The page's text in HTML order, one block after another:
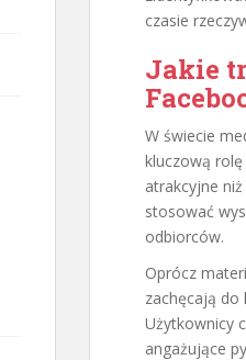
czasie
Jakie
W świecie
kluczową
atrakcyjne
stosować
odbiorców.
Oprócz
zachęcają do
Użytkownicy
angażujące